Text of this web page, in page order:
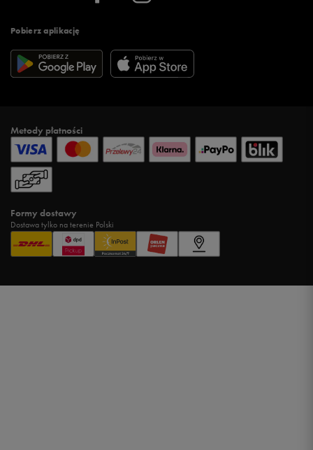
Pobierz aplikację
Metody płatności
Formy dostawy
Dostawa tylko na terenie Polski